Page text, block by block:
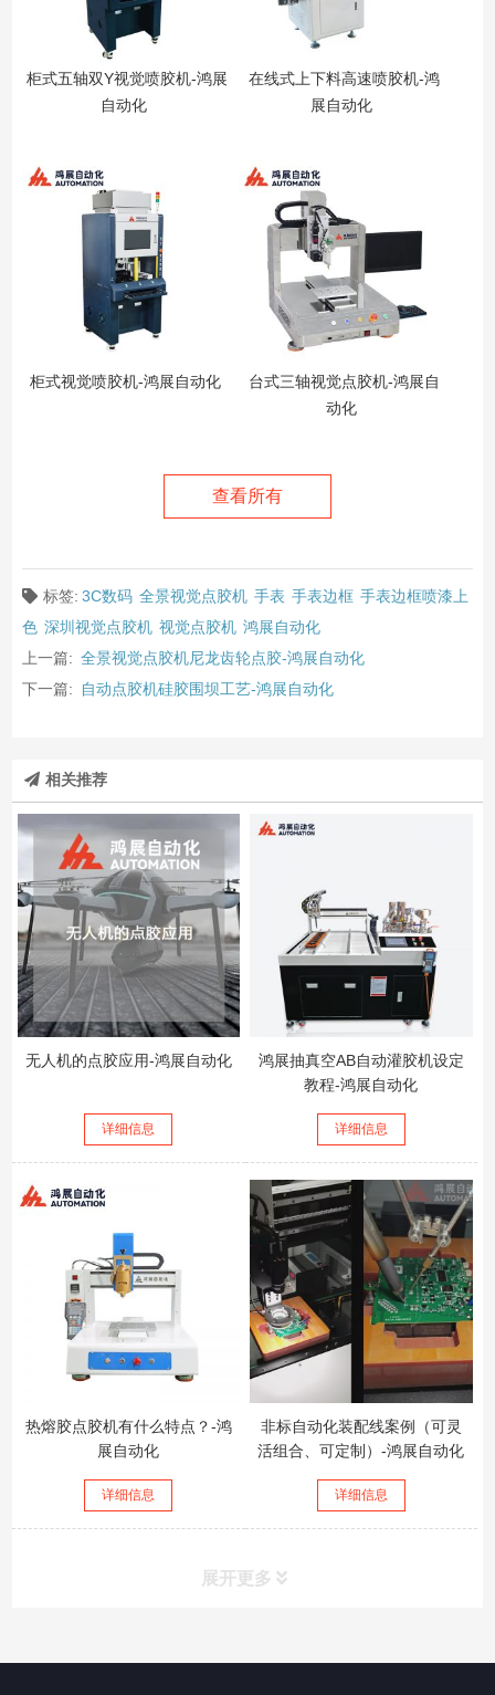
柜式五轴双Y视觉喷胶机-鸿展
自动化
在线式上下料高速喷胶机-鸿
展自动化
柜式视觉喷胶机-鸿展自动化
台式三轴视觉点胶机-鸿展自
动化
查看所有
标签: 3C数码 全景视觉点胶机 手表 手表边框 手表边框喷漆上
色 深圳视觉点胶机 视觉点胶机 鸿展自动化
上一篇: 全景视觉点胶机尼龙齿轮点胶-鸿展自动化
下一篇:
自动点胶机硅胶围坝工艺-鸿展自动化
相关推荐
无人机的点胶应用-鸿展自动化
详细信息
鸿展抽真空AB自动灌胶机设定
教程-鸿展自动化
详细信息
热熔胶点胶机有什么特点？-鸿
展自动化
详细信息
非标自动化装配线案例（可灵
活组合、可定制）-鸿展自动化
详细信息
展开更多